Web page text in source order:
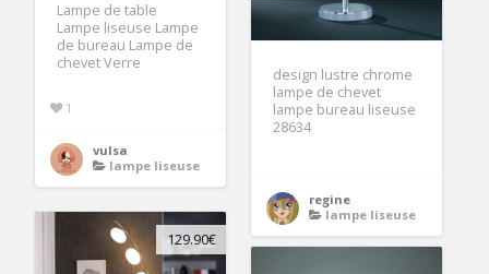
Lampe de table
Lampe liseuse Lampe
de bureau Lampe de
chevet Verre
1
vulsa
lampe liseuse
design lustre chrome
lampe de chevet
lampe bureau liseuse
28634
regine
lampe liseuse
129.90€